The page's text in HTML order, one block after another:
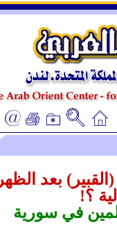
(القبير) بعد الظهر
؟!
في سورية